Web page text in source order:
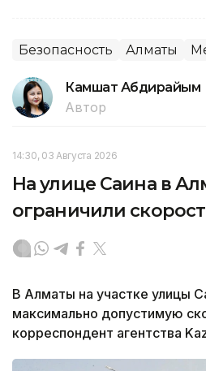
Безопасность Алматы
Камшат Абдирайым
Автор
14:30, 03 Августа 2026
На улице Саина в
ограничили
В Алматы на участке улицы
максимально допустимую
корреспондент агентства